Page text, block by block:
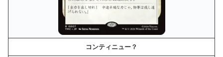
コンティニュー？